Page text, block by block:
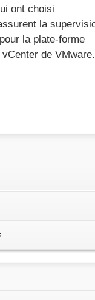
ont choisi
la
la plate-forme
de VMware.